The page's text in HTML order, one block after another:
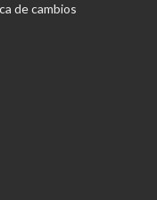
de cambios